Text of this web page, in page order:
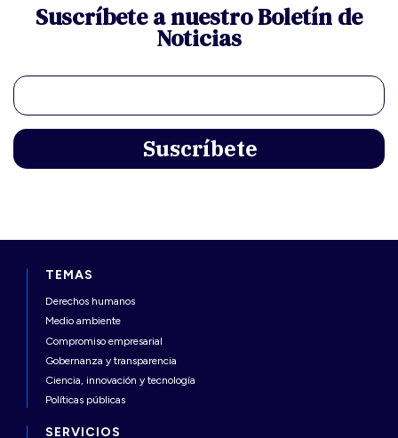
Suscríbete a nuestro Boletín de
Noticias
TEMAS
Derechos humanos
Medio ambiente
Compromiso empresarial
Gobernanza y transparencia
Ciencia, innovación y tecnología
Políticas públicas
SERVICIOS